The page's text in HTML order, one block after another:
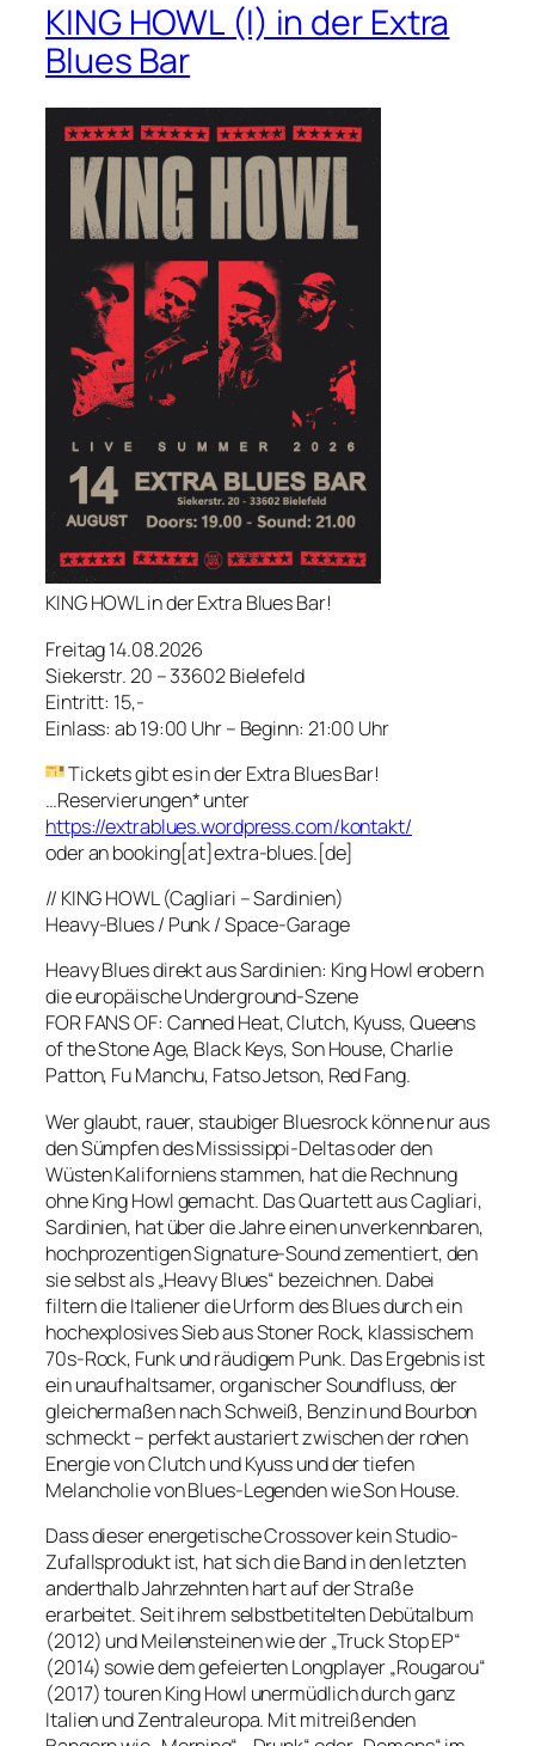
KING HOWL (I) in der Extra
Blues Bar
KING HOWL in der Extra Blues Bar!
Freitag 14.08.2026
Siekerstr. 20 – 33602 Bielefeld
Eintritt: 15,-
Einlass: ab 19:00 Uhr – Beginn: 21:00 Uhr
Tickets gibt es in der Extra Blues Bar!
…Reservierungen* unter
https://extrablues.wordpress.com/kontakt/
oder an booking[at]extra-blues.[de]
// KING HOWL (Cagliari – Sardinien)
Heavy-Blues / Punk / Space-Garage
Heavy Blues direkt aus Sardinien: King Howl erobern
die europäische Underground-Szene
FOR FANS OF: Canned Heat, Clutch, Kyuss, Queens
of the Stone Age, Black Keys, Son House, Charlie
Patton, Fu Manchu, Fatso Jetson, Red Fang.
Wer glaubt, rauer, staubiger Bluesrock könne nur aus
den Sümpfen des Mississippi-Deltas oder den
Wüsten Kaliforniens stammen, hat die Rechnung
ohne King Howl gemacht. Das Quartett aus Cagliari,
Sardinien, hat über die Jahre einen unverkennbaren,
hochprozentigen Signature-Sound zementiert, den
sie selbst als „Heavy Blues“ bezeichnen. Dabei
filtern die Italiener die Urform des Blues durch ein
hochexplosives Sieb aus Stoner Rock, klassischem
70s-Rock, Funk und räudigem Punk. Das Ergebnis ist
ein unaufhaltsamer, organischer Soundfluss, der
gleichermaßen nach Schweiß, Benzin und Bourbon
schmeckt – perfekt austariert zwischen der rohen
Energie von Clutch und Kyuss und der tiefen
Melancholie von Blues-Legenden wie Son House.
Dass dieser energetische Crossover kein Studio-
Zufallsprodukt ist, hat sich die Band in den letzten
anderthalb Jahrzehnten hart auf der Straße
erarbeitet. Seit ihrem selbstbetitelten Debütalbum
(2012) und Meilensteinen wie der „Truck Stop EP“
(2014) sowie dem gefeierten Longplayer „Rougarou“
(2017) touren King Howl unermüdlich durch ganz
Italien und Zentraleuropa. Mit mitreißenden